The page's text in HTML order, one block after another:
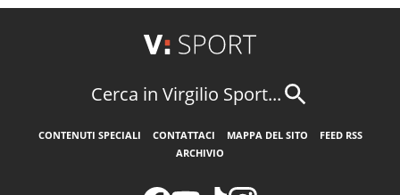
Cerca in Virgilio Sport...
CONTENUTI SPECIALI CONTATTACI MAPPA DEL SITO
FEED RSS
ARCHIVIO